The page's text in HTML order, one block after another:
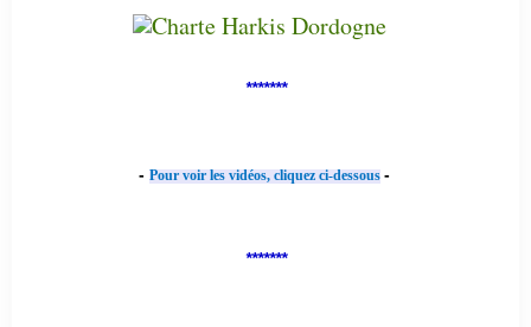
*******
- Pour voir les vidéos, cliquez ci-dessous -
*******